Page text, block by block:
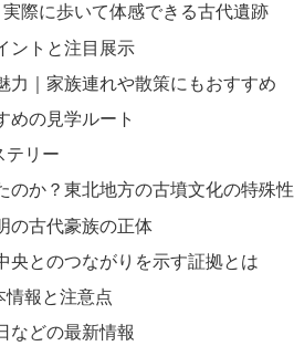
際に歩いて体感できる古代遺跡
ントと注目展示
力｜家族連れや散策にもおすすめ
めの見学ルート
テリー
のか？東北地方の古墳文化の特殊性
の古代豪族の正体
央とのつながりを示す証拠とは
情報と注意点
などの最新情報